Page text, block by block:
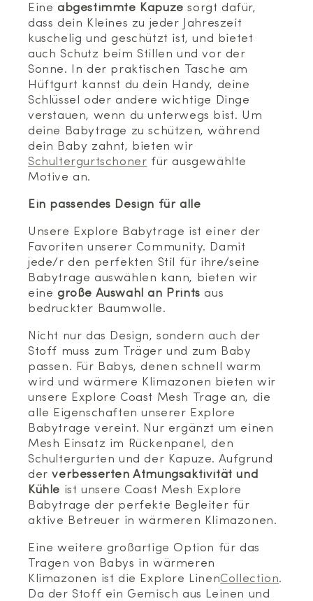
Eine abgestimmte Kapuze sorgt dafür,
dass dein Kleines zu jeder Jahreszeit
kuschelig und geschützt ist, und bietet
auch Schutz beim Stillen und vor der
Sonne. In der praktischen Tasche am
Hüftgurt kannst du dein Handy, deine
Schlüssel oder andere wichtige Dinge
verstauen, wenn du unterwegs bist. Um
deine Babytrage zu schützen, während
dein Baby zahnt, bieten wir
Schultergurtschoner für ausgewählte
Motive an.
Ein passendes Design für alle
Unsere Explore Babytrage ist einer der
Favoriten unserer Community. Damit
jede/r den perfekten Stil für ihre/seine
Babytrage auswählen kann, bieten wir
eine große Auswahl an Prints aus
bedruckter Baumwolle.
Nicht nur das Design, sondern auch der
Stoff muss zum Träger und zum Baby
passen. Für Babys, denen schnell warm
wird und wärmere Klimazonen bieten wir
unsere Explore Coast Mesh Trage an, die
alle Eigenschaften unserer Explore
Babytrage vereint. Nur ergänzt um einen
Mesh Einsatz im Rückenpanel, den
Schultergurten und der Kapuze. Aufgrund
derverbesserten Atmungsaktivität und
Kühle ist unsere Coast Mesh Explore
Babytrage der perfekte Begleiter für
aktive Betreuer in wärmeren Klimazonen.
Eine weitere großartige Option für das
Tragen von Babys in wärmeren
Klimazonen ist die Explore LinenCollection.
Da der Stoff ein Gemisch aus Leinen und